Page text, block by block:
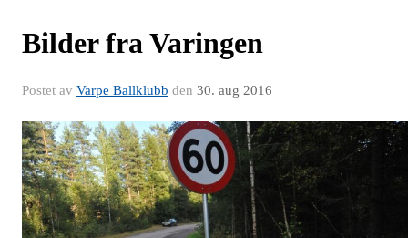
Bilder fra Varingen
Postet av Varpe Ballklubb den 30. aug 2016